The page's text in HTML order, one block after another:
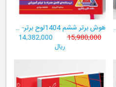
آزمون‌ساز رایگان)) هوش برتر ششم 1404لوح برتر- ((ویژۀ آزمون تیزهوشان پایۀ ششم+ فیلم آموزشی + سامانۀ آزمون‌ساز رایگان))
15,980,000
14,382,000
ریال